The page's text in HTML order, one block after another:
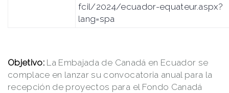
fcil/2024/ecuador-equateur.aspx?
lang=spa
Objetivo: La Embajada de Canadá en Ecuador se
complace en lanzar su convocatoria anual para la
recepción de proyectos para el Fondo Canadá